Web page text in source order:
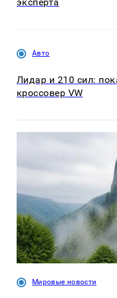
эксперта
Авто
Лидар и 210 сил:
кроссовер VW
Мировые новости